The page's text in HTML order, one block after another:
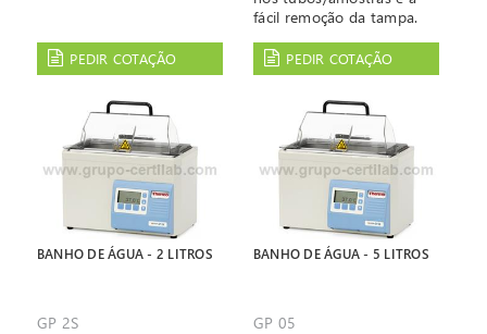
PEDIR COTAÇÃO
fácil remoção da tampa.
microprocessador com
visor gráfico com icons e
sistema de diagnóstico de
Selecção e visualização
digital da temperatura
Possibilidade de
programar até 4
temperaturas diferentes.
Alarme audível e sonoro
PEDIR COTAÇÃO
BANHO DE ÁGUA - 2 LITROS
GP 2S
BANHO DE ÁGUA - 5 LITROS
GP 05